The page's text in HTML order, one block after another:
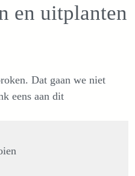
en uitplanten
Dat gaan we niet
eens aan dit